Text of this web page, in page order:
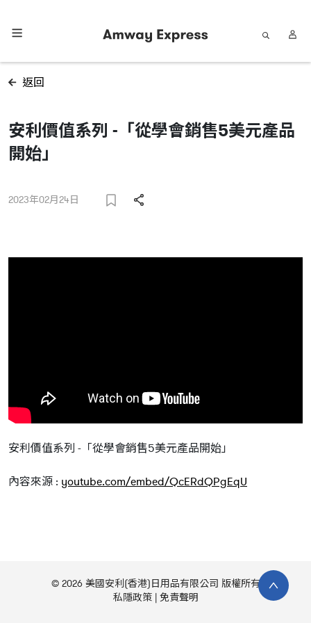
返回
安利價值系列 -「從學會銷售5美元產品
開始」
2023年02月24日
安利價值系列 -「從學會銷售5美元產品開始」
內容來源 : youtube.com/embed/QcERdQPgEqU
© 2026 美國安利(香港)日用品有限公司 版權所有
私隱政策
免責聲明